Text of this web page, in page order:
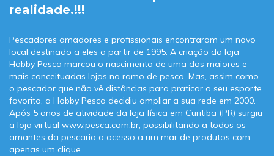
realidade.!!!
Pescadores amadores e profissionais encontraram um novo
local destinado a eles a partir de 1995. A criação da loja
Hobby Pesca marcou o nascimento de uma das maiores e
mais conceituadas lojas no ramo de pesca. Mas, assim como
o pescador que não vê distâncias para praticar o seu esporte
favorito, a Hobby Pesca decidiu ampliar a sua rede em 2000.
Após 5 anos de atividade da loja física em Curitiba (PR) surgiu
a loja virtual www.pesca.com.br, possibilitando a todos os
amantes da pescaria o acesso a um mar de produtos com
apenas um clique.